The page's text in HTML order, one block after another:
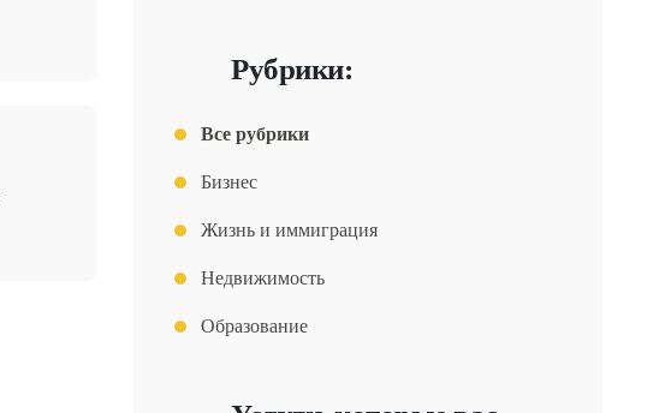
Рубрики:
Все рубрики
Бизнес
Жизнь и иммиграция
Недвижимость
Образование